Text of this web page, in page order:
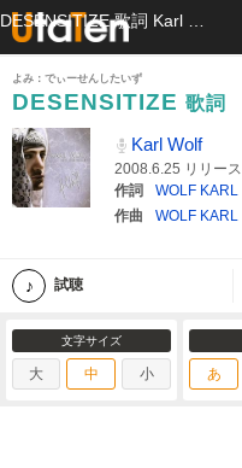
よみ：でぃーせんしたいず
DESENSITIZE 歌詞
Karl Wolf
2008.6.25 リリース
作詞
WOLF KARL
作曲
WOLF KARL
試聴
文字サイズ
大 中 小 あ